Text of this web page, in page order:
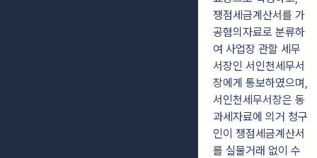
쟁점세금계산서를 가
공혐의자료로 분류하
여 사업장 관할 세무
서장인 서인천세무서
장에게 통보하였으며,
서인천세무서장은 동
과세자료에 의거 청구
인이 쟁점세금계산서
를 실물거래 없이 수